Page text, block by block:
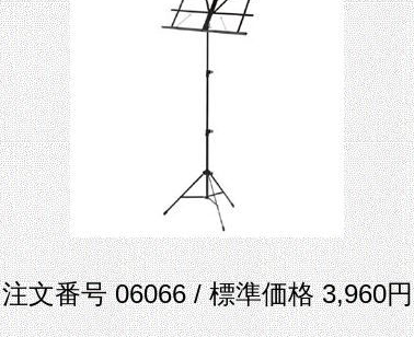
注文番号 06066 / 標準価格 3,960円